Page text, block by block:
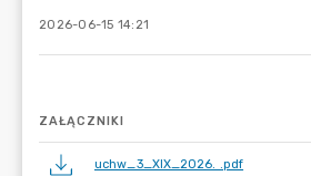
2026-06-15 14:21
ZAŁĄCZNIKI
uchw_3_XIX_2026. .pdf